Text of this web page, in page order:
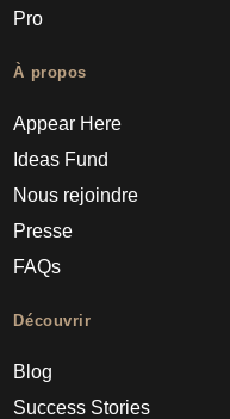
Pro
À propos
Appear Here
Ideas Fund
Nous rejoindre
Presse
FAQs
Découvrir
Blog
Success Stories